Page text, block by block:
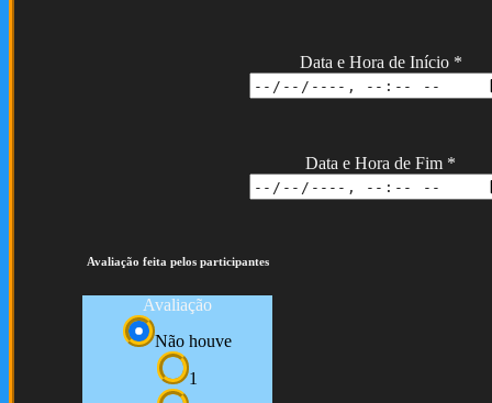
Data e Hora de Início *
Data e Hora de Fim *
Avaliação feita pelos participantes
Avaliação
Não houve
1